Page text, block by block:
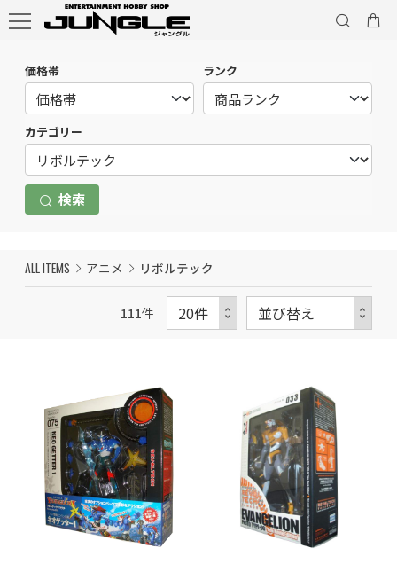
価格帯 ランク
カテゴリー
検索
ALL ITEMS アニメ リボルテック
111件